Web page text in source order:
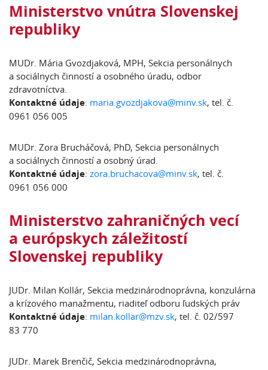
Ministerstvo vnútra Slovenskej
republiky
MUDr. Mária Gvozdjaková, MPH, Sekcia personálnych
a sociálnych činností a osobného úradu, odbor
zdravotníctva.
Kontaktné údaje: maria.gvozdjakova@minv.sk, tel. č.
0961 056 005
MUDr. Zora Brucháčová, PhD, Sekcia personálnych
a sociálnych činností a osobný úrad.
Kontaktné údaje: zora.bruchacova@minv.sk, tel. č.
0961 056 000
Ministerstvo zahraničných vecí
a európskych záležitostí
Slovenskej republiky
JUDr. Milan Kollár, Sekcia medzinárodnoprávna, konzulárna
a krízového manažmentu, riaditeľ odboru ľudských práv
Kontaktné údaje: milan.kollar@mzv.sk, tel. č. 02/597
83 770
JUDr. Marek Brenčič, Sekcia medzinárodnoprávna,